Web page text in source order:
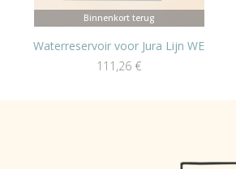
Binnenkort terug
Waterreservoir voor Jura Lijn WE
111,26 €